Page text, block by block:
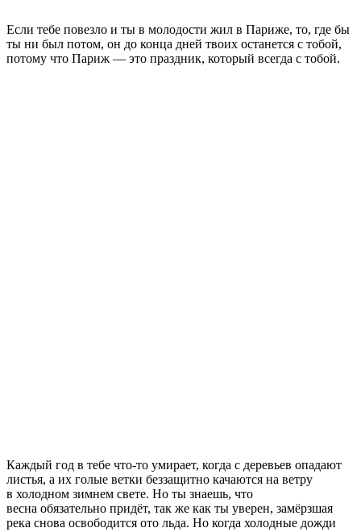
Если тебе повезло и ты в молодости жил в Париже, то, где бы
ты ни был потом, он до конца дней твоих останется с тобой,
потому что Париж — это праздник, который всегда с тобой.
Каждый год в тебе что-то умирает, когда с деревьев опадают
листья, а их голые ветки беззащитно качаются на ветру
в холодном зимнем свете. Но ты знаешь, что
весна обязательно придёт, так же как ты уверен, замёрзшая
река снова освободится ото льда. Но когда холодные дожди